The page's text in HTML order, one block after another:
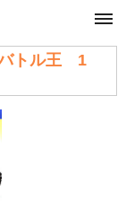
バトル王 1